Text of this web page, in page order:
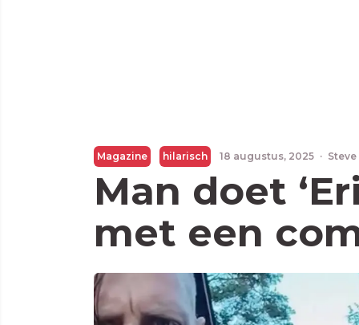
Magazine hilarisch 18 augustus, 2025 ·
Man doet
met een